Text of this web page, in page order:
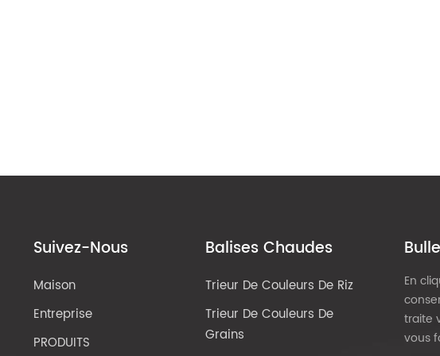
Suivez-Nous
Maison
Entreprise
PRODUITS
Balises Chaudes
Trieur De Couleurs De Riz
Trieur De Couleurs De
Grains
En
traite
vous